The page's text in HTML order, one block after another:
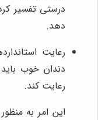
درستی تفسیر
دهد.
رعایت
دندان خوب
رعایت کند.
این امر به